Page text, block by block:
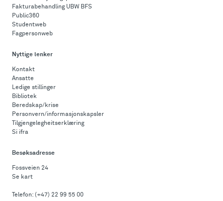
Fakturabehandling UBW BFS
Public360
Studentweb
Fagpersonweb
Nyttige lenker
Kontakt
Ansatte
Ledige stillinger
Bibliotek
Beredskap/krise
Personvern/informasjonskapsler
Tilgjengelegheitserklæring
Si ifra
Besøksadresse
Fossveien 24
Se kart
Telefon: (+47) 22 99 55 00